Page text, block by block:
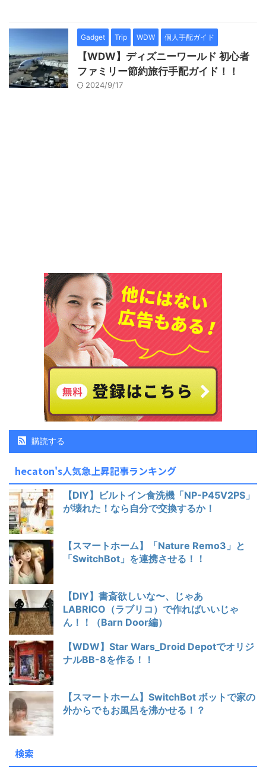
Gadget Trip WDW 個人手配ガイド
【WDW】ディズニーワールド 初心者
ファミリー節約旅行手配ガイド！！
2024/9/17
購読する
hecaton's人気急上昇記事ランキング
【DIY】ビルトイン食洗機「NP-P45V2PS」
が壊れた！なら自分で交換するか！
【スマートホーム】「Nature Remo3」と
「SwitchBot」を連携させる！！
【DIY】書斎欲しいな〜、じゃあ
LABRICO（ラブリコ）で作ればいいじゃ
ん！！（Barn Door編）
【WDW】Star Wars_Droid Depotでオリジ
ナルBB-8を作る！！
【スマートホーム】SwitchBot ボットで家の
外からでもお風呂を沸かせる！？
検索